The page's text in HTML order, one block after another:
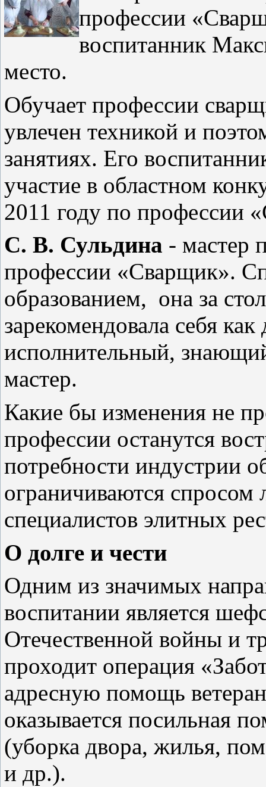
профессии
воспитанник
место.
Обучает профессии
увлечен техникой и
занятиях. Его
участие в областном
2011 году по профессии
С. В. Сульдина - мастер
профессии «Сварщик».
образованием, она за
зарекомендовала себя
исполнительный,
мастер.
Какие бы изменения не
профессии останутся
потребности индустрии
ограничиваются
специалистов элитных
О долге и чести
Одним из значимых
воспитании является
Отечественной войны и
проходит операция
адресную помощь
оказывается посильная
(уборка двора, жилья,
и др.).